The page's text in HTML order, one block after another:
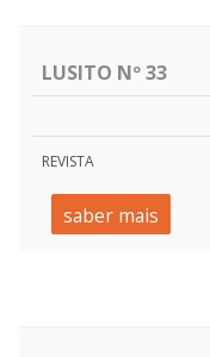
LUSITO Nº 33
REVISTA
saber mais